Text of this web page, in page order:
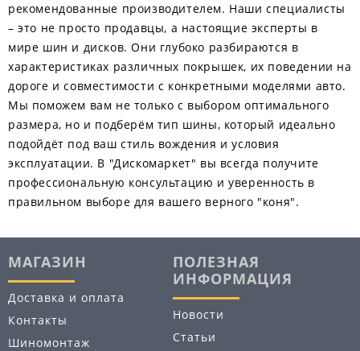
рекомендованные производителем. Наши специалисты
– это не просто продавцы, а настоящие эксперты в
мире шин и дисков. Они глубоко разбираются в
характеристиках различных покрышек, их поведении на
дороге и совместимости с конкретными моделями авто.
Мы поможем вам не только с выбором оптимального
размера, но и подберём тип шины, который идеально
подойдёт под ваш стиль вождения и условия
эксплуатации. В "Дискомаркет" вы всегда получите
профессиональную консультацию и уверенность в
правильном выборе для вашего верного "коня".
МАГАЗИН
Доставка и оплата
Контакты
Шиномонтаж
ПОЛЕЗНАЯ
ИНФОРМАЦИЯ
Новости
Статьи